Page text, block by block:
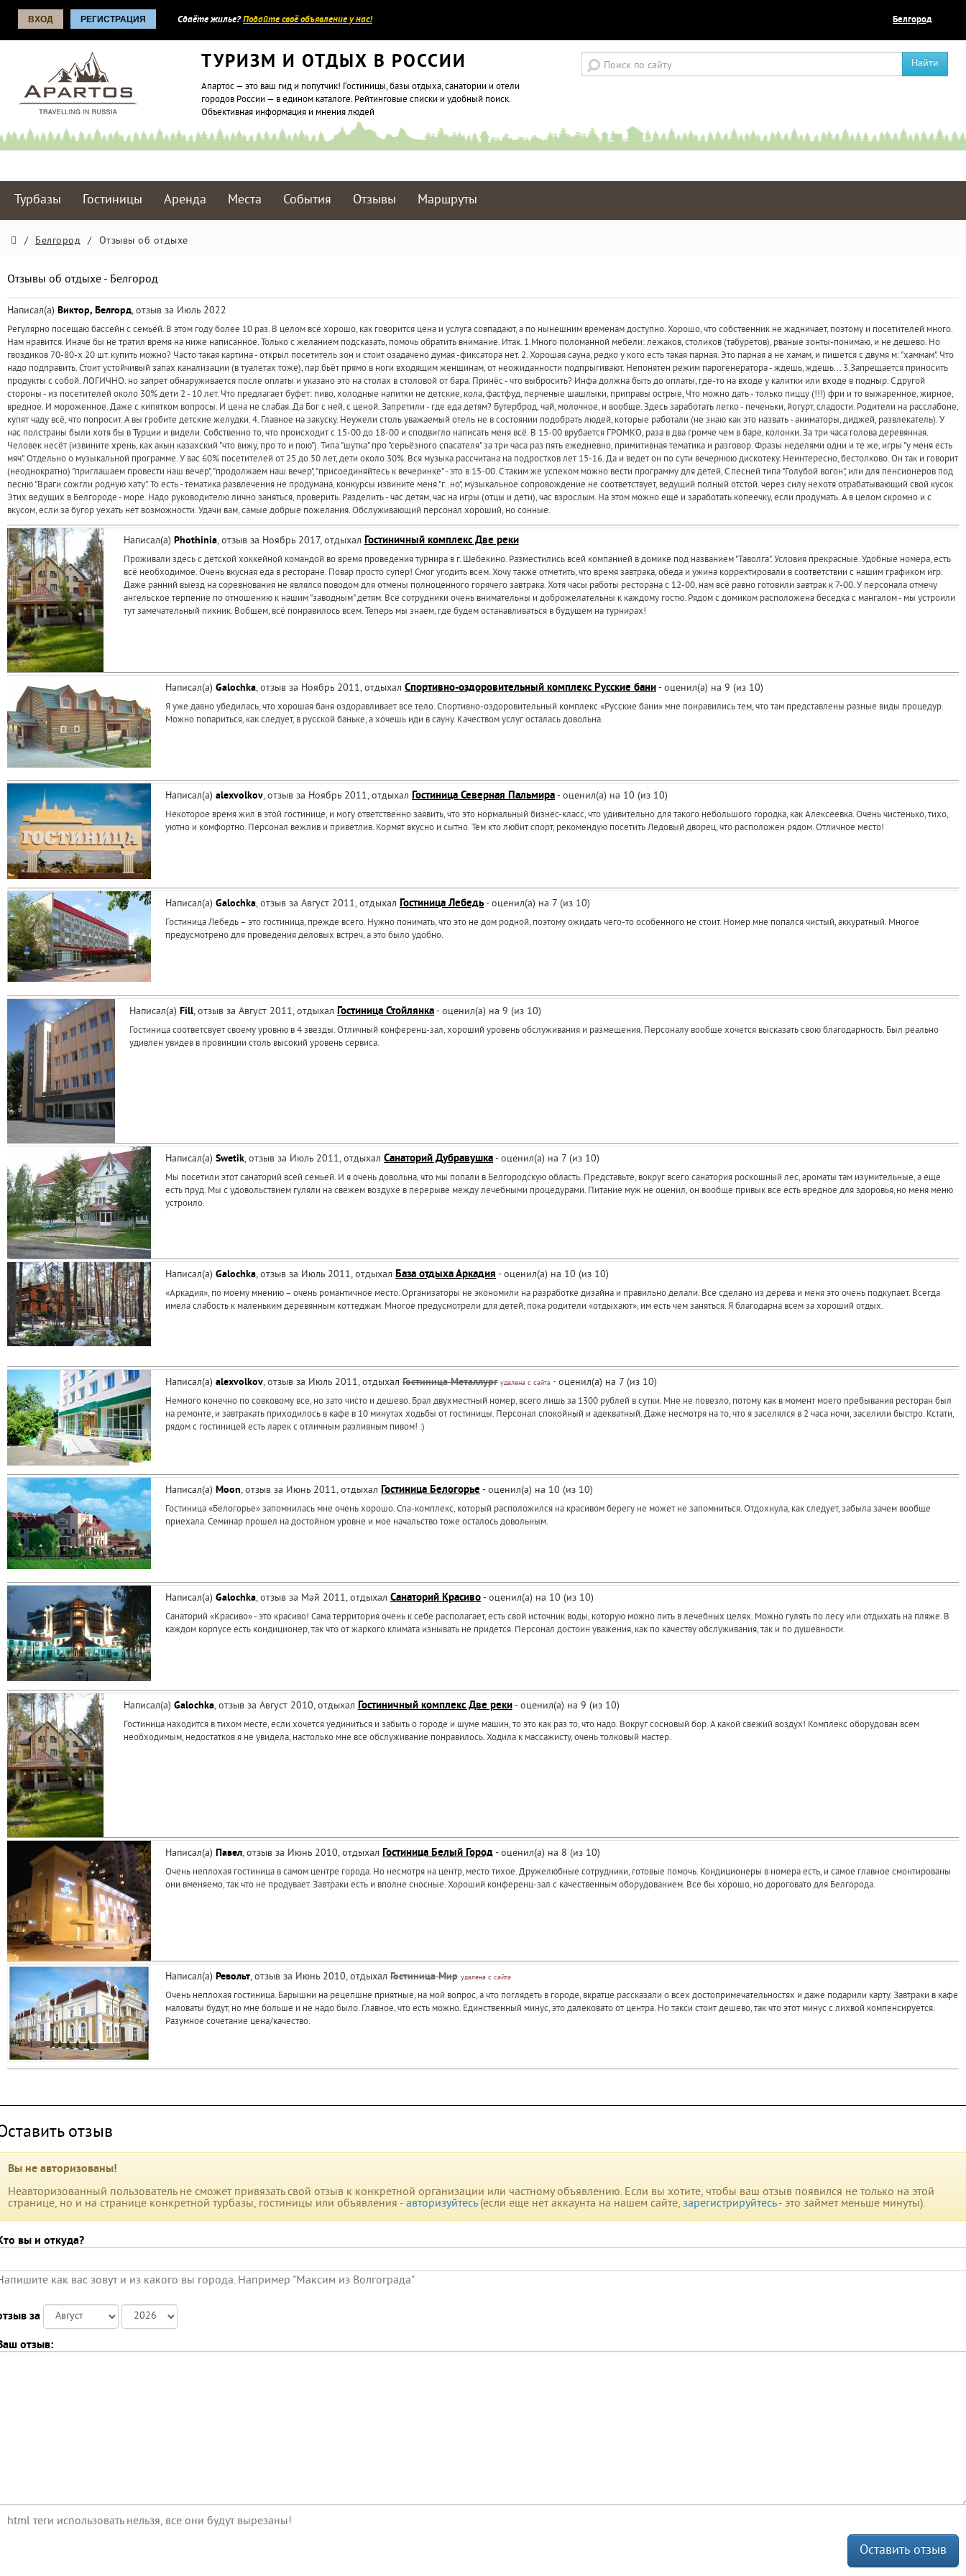
ВХОД РЕГИСТРАЦИЯ Сдаёте жилье?Подайте своё объявление у нас! Белгород
ТУРИЗМ И ОТДЫХ В РОССИИ
Апартос — это ваш гид и попутчик! Гостиницы, базы отдыха, санатории и отели
городов России — в едином каталоге. Рейтинговые списки и удобный поиск.
Объективная информация и мнения людей
Найти
Турбазы Гостиницы Аренда Места События Отзывы Маршруты
/ Белгород / Отзывы об отдыхе
Отзывы об отдыхе - Белгород
Написал(а) Виктор, Белгорд, отзыв за Июль 2022
Регулярно посещаю бассейн с семьёй. В этом году более 10 раз. В целом всё хорошо, как говорится цена и услуга совпадают, а по нынешним временам доступно. Хорошо, что собственник не жадничает, поэтому и посетителей много.
Нам нравится. Иначе бы не тратил время на ниже написанное. Только с желанием подсказать, помочь обратить внимание. Итак. 1.Много поломанной мебели: лежаков, столиков (табуретов), рваные зонты-понимаю, и не дешево. Но
гвоздиков 70-80-х 20 шт. купить можно? Часто такая картина - открыл посетитель зон и стоит озадачено думая -фиксатора нет. 2. Хорошая сауна, редко у кого есть такая парная. Это парная а не хамам, и пишется с двумя м: "хаммам". Что
надо подправить. Стоит устойчивый запах канализации (в туалетах тоже), пар бьёт прямо в ноги входящим женщинам, от неожиданности подпрыгивают. Непонятен режим парогенератора - ждешь, ждешь... 3.Запрещается приносить
продукты с собой. ЛОГИЧНО. но запрет обнаруживается после оплаты и указано это на столах в столовой от бара. Принёс - что выбросить? Инфа должна быть до оплаты, где-то на входе у калитки или входе в подныр. С другой
стороны - из посетителей около 30% дети 2 - 10 лет. Что предлагает буфет: пиво, холодные напитки не детские, кола, фастфуд, перченые шашлыки, приправы острые, Что можно дать - только пиццу (!!!) фри и то выжаренное, жирное,
вредное. И мороженное. Даже с кипятком вопросы. И цена не слабая. Да Бог с ней, с ценой. Запретили - где еда детям? Бутерброд, чай, молочное, и вообще. Здесь заработать легко - печеньки, йогурт, сладости. Родители на расслабоне,
купят чаду всё, что попросит. А вы гробите детские желудки. 4. Главное на закуску. Неужели столь уважаемый отель не в состоянии подобрать людей, которые работали (не знаю как это назвать - аниматоры, диджей, развлекатель). У
нас полстраны были хотя бы в Турции и видели. Собственно то, что происходит с 15-00 до 18-00 и сподвигло написать меня всё. В 15-00 врубается ГРОМКО, раза в два громче чем в баре, колонки. За три часа голова деревянная.
Человек несёт (извините хрень, как акын казахский "что вижу, про то и пою"). Типа "шутка" про "серьёзного спасателя" за три часа раз пять ежедневно, примитивная тематика и разговор. Фразы неделями одни и те же, игры "у меня есть
мяч". Отдельно о музыкальной программе. У вас 60% посетителей от 25 до 50 лет, дети около 30%. Вся музыка рассчитана на подростков лет 15-16. Да и ведет он по сути вечернюю дискотеку. Неинтересно, бестолково. Он так и говорит
(неоднократно) "приглашаем провести наш вечер", "продолжаем наш вечер", "присоединяйтесь к вечеринке" - это в 15-00. С таким же успехом можно вести программу для детей, С песней типа "Голубой вогон", или для пенсионеров под
песню "Враги сожгли родную хату". То есть - тематика развлечения не продумана, конкурсы извините меня "г..но", музыкальное сопровождение не соответствует, ведущий полный отстой. через силу нехотя отрабатывающий свой кусок
Этих ведущих в Белгороде - море. Надо руководителю лично заняться, проверить. Разделить - час детям, час на игры (отцы и дети), час взрослым. На этом можно ещё и заработать копеечку, если продумать. А в целом скромно и с
вкусом, если за бугор уехать нет возможности. Удачи вам, самые добрые пожелания. Обслуживающий персонал хороший, но сонные.
Написал(а) Phothinia, отзыв за Ноябрь 2017, отдыхалГостиничный комплекс Две реки
Проживали здесь с детской хоккейной командой во время проведения турнира в г. Шебекино. Разместились всей компанией в домике под названием "Таволга". Условия прекрасные. Удобные номера, есть
всё необходимое. Очень вкусная еда в ресторане. Повар просто супер! Смог угодить всем. Хочу также отметить, что время завтрака, обеда и ужина корректировали в соответствии с нашим графиком игр.
Даже ранний выезд на соревнования не являлся поводом для отмены полноценного горячего завтрака. Хотя часы работы ресторана с 12-00, нам всё равно готовили завтрак к 7-00. У персонала отмечу
ангельское терпение по отношению к нашим "заводным" детям. Все сотрудники очень внимательны и доброжелательны к каждому гостю. Рядом с домиком расположена беседка с мангалом - мы устроили
тут замечательный пикник. Вобщем, всё понравилось всем. Теперь мы знаем, где будем останавливаться в будущем на турнирах!
Написал(а) Galochka, отзыв за Ноябрь 2011, отдыхал Спортивно-оздоровительный комплекс Русские бани- оценил(а) на 9 (из 10)
Я уже давно убедилась, что хорошая баня оздоравливает все тело. Спортивно-оздоровительный комплекс «Русские бани» мне понравились тем, что там представлены разные виды процедур.
Можно попариться, как следует, в русской баньке, а хочешь иди в сауну. Качеством услуг осталась довольна.
Написал(а) alexvolkov, отзыв за Ноябрь 2011, отдыхал Гостиница Северная Пальмира- оценил(а) на 10 (из 10)
Некоторое время жил в этой гостинице, и могу ответственно заявить, что это нормальный бизнес-класс, что удивительно для такого небольшого городка, как Алексеевка. Очень чистенько, тихо,
уютно и комфортно. Персонал вежлив и приветлив. Кормят вкусно и сытно. Тем кто любит спорт, рекомендую посетить Ледовый дворец, что расположен рядом. Отличное место!
Написал(а) Galochka, отзыв за Август 2011, отдыхал Гостиница Лебедь- оценил(а) на 7 (из 10)
Гостиница Лебедь – это гостиница, прежде всего. Нужно понимать, что это не дом родной, поэтому ожидать чего-то особенного не стоит. Номер мне попался чистый, аккуратный. Многое
предусмотрено для проведения деловых встреч, а это было удобно.
Написал(а) Fill, отзыв за Август 2011, отдыхал Гостиница Стойлянка- оценил(а) на 9 (из 10)
Гостиница соответсвует своему уровню в 4 звезды. Отличный конференц-зал, хороший уровень обслуживания и размещения. Персоналу вообще хочется высказать свою благодарность. Был реально
удивлен увидев в провинции столь высокий уровень сервиса.
Написал(а) Swetik, отзыв за Июль 2011, отдыхал Санаторий Дубравушка- оценил(а) на 7 (из 10)
Мы посетили этот санаторий всей семьей. И я очень довольна, что мы попали в Белгородскую область. Представьте, вокруг всего санатория роскошный лес, ароматы там изумительные, а еще
есть пруд. Мы с удовольствием гуляли на свежем воздухе в перерыве между лечебными процедурами. Питание муж не оценил, он вообще привык все есть вредное для здоровья,но меня меню
устроило.
Написал(а) Galochka, отзыв за Июль 2011, отдыхал База отдыха Аркадия- оценил(а) на 10 (из 10)
«Аркадия», по моему мнению – очень романтичное место. Организаторы не экономили на разработке дизайна и правильно делали. Все сделано из дерева и меня это очень подкупает. Всегда
имела слабость к маленьким деревянным коттеджам. Многое предусмотрели для детей, пока родители «отдыхают», им есть чем заняться. Я благодарна всем за хороший отдых.
Написал(а) alexvolkov, отзыв за Июль 2011, отдыхал Гостиница Металлург удалена с сайта - оценил(а) на 7 (из 10)
Немного конечно по совковому все, но зато чисто и дешево. Брал двухместный номер, всего лишь за 1300 рублей в сутки. Мне не повезло, потому как в момент моего пребывания ресторан был
на ремонте, и завтракать приходилось в кафе в 10 минутах ходьбы от гостиницы. Персонал спокойный и адекватный. Даже несмотря на то, что я заселялся в 2 часа ночи, заселили быстро. Кстати,
рядом с гостиницей есть ларек с отличным разливным пивом! :)
Написал(а) Moon, отзыв за Июнь 2011, отдыхал Гостиница Белогорье- оценил(а) на 10 (из 10)
Гостиница «Белогорье» запомнилась мне очень хорошо. Спа-комплекс, который расположился на красивом берегу не может не запомниться. Отдохнула, как следует, забыла зачем вообще
приехала. Семинар прошел на достойном уровне и мое начальство тоже осталось довольным.
Написал(а) Galochka, отзыв за Май 2011, отдыхал Санаторий Красиво- оценил(а) на 10 (из 10)
Санаторий «Красиво» - это красиво! Сама территория очень к себе располагает, есть свой источник воды, которую можно пить в лечебных целях. Можно гулять по лесу или отдыхать на пляже. В
каждом корпусе есть кондиционер, так что от жаркого климата изнывать не придется. Персонал достоин уважения, как по качеству обслуживания, так и по душевности.
Написал(а) Galochka, отзыв за Август 2010, отдыхалГостиничный комплекс Две реки- оценил(а) на 9 (из 10)
Гостиница находится в тихом месте, если хочется уединиться и забыть о городе и шуме машин, то это как раз то, что надо. Вокруг сосновый бор. А какой свежий воздух! Комплекс оборудован всем
необходимым, недостатков я не увидела, настолько мне все обслуживание понравилось. Ходила к массажисту, очень толковый мастер.
Написал(а) Павел, отзыв за Июнь 2010, отдыхал Гостиница Белый Город- оценил(а) на 8 (из 10)
Очень неплохая гостиница в самом центре города. Но несмотря на центр, место тихое. Дружелюбные сотрудники, готовые помочь. Кондиционеры в номера есть, и самое главное смонтированы
они вменяемо, так что не продувает. Завтраки есть и вполне сносные. Хороший конференц-зал с качественным оборудованием. Все бы хорошо, но дороговато для Белгорода.
Написал(а) Револьт, отзыв за Июнь 2010, отдыхал Гостиница Мир удалена с сайта
Очень неплохая гостиница. Барышни на рецепшне приятные, на мой вопрос, а что поглядеть в городе, вкратце рассказали о всех достопримечательностях и даже подарили карту. Завтраки в кафе
маловаты будут, но мне больше и не надо было. Главное, что есть можно. Единственный минус, это далековато от центра. Но такси стоит дешево, так что этот минус с лихвой компенсируется.
Разумное сочетание цена/качество.
отзыв
Вы не авторизованы!
Неавторизованный пользователь не сможет привязать свой отзыв к конкретной организации или частному объявлению. Если вы хотите, чтобы ваш отзыв появился не только на этой
странице, но и на странице конкретной турбазы, гостиницы или объявления - авторизуйтесь(если еще нет аккаунта на нашем сайте, зарегистрируйтесь- это займет меньше минуты).
вы и откуда?
как вас зовут и из какого вы города. Например "Максим из Волгограда"
за
отзыв:
html теги использовать нельзя, все они будут вырезаны!
Оставить отзыв